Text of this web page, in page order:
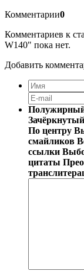
Комментарии0
Комментариев к
W140" пока нет.
Добавить
По центру
смайликов
ссылки
цитаты